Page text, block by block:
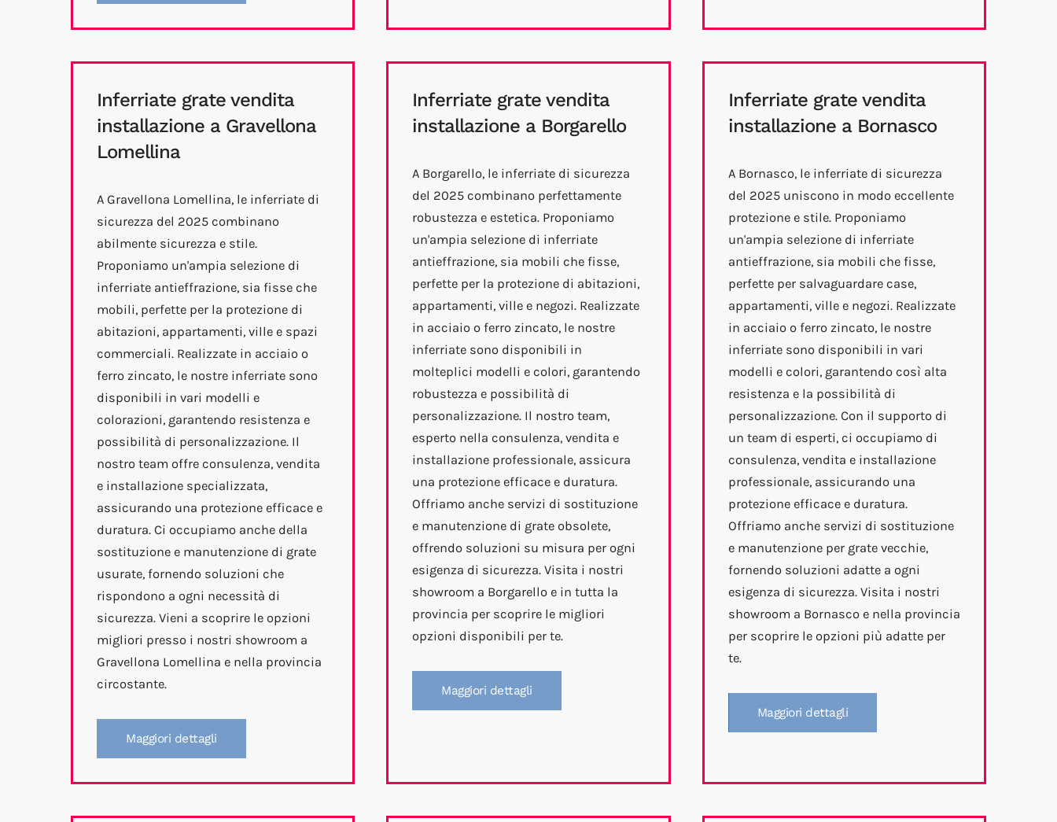
Inferriate grate vendita
installazione a Gravellona
Lomellina
A Gravellona Lomellina, le inferriate di
sicurezza del 2025 combinano
abilmente sicurezza e stile.
Proponiamo un'ampia selezione di
inferriate antieffrazione, sia fisse che
mobili, perfette per la protezione di
abitazioni, appartamenti, ville e spazi
commerciali. Realizzate in acciaio o
ferro zincato, le nostre inferriate sono
disponibili in vari modelli e
colorazioni, garantendo resistenza e
possibilità di personalizzazione. Il
nostro team offre consulenza, vendita
e installazione specializzata,
assicurando una protezione efficace e
duratura. Ci occupiamo anche della
sostituzione e manutenzione di grate
usurate, fornendo soluzioni che
rispondono a ogni necessità di
sicurezza. Vieni a scoprire le opzioni
migliori presso i nostri showroom a
Gravellona Lomellina e nella provincia
circostante.
Maggiori dettagli
Inferriate grate vendita
installazione a Borgarello
A Borgarello, le inferriate di sicurezza
del 2025 combinano perfettamente
robustezza e estetica. Proponiamo
un'ampia selezione di inferriate
antieffrazione, sia mobili che fisse,
perfette per la protezione di abitazioni,
appartamenti, ville e negozi. Realizzate
in acciaio o ferro zincato, le nostre
inferriate sono disponibili in
molteplici modelli e colori, garantendo
robustezza e possibilità di
personalizzazione. Il nostro team,
esperto nella consulenza, vendita e
installazione professionale, assicura
una protezione efficace e duratura.
Offriamo anche servizi di sostituzione
e manutenzione di grate obsolete,
offrendo soluzioni su misura per ogni
esigenza di sicurezza. Visita i nostri
showroom a Borgarello e in tutta la
provincia per scoprire le migliori
opzioni disponibili per te.
Maggiori dettagli
Inferriate grate vendita
installazione a Bornasco
A Bornasco, le inferriate di sicurezza
del 2025 uniscono in modo eccellente
protezione e stile. Proponiamo
un'ampia selezione di inferriate
antieffrazione, sia mobili che fisse,
perfette per salvaguardare case,
appartamenti, ville e negozi. Realizzate
in acciaio o ferro zincato, le nostre
inferriate sono disponibili in vari
modelli e colori, garantendo così alta
resistenza e la possibilità di
personalizzazione. Con il supporto di
un team di esperti, ci occupiamo di
consulenza, vendita e installazione
professionale, assicurando una
protezione efficace e duratura.
Offriamo anche servizi di sostituzione
e manutenzione per grate vecchie,
fornendo soluzioni adatte a ogni
esigenza di sicurezza. Visita i nostri
showroom a Bornasco e nella provincia
per scoprire le opzioni più adatte per
te.
Maggiori dettagli